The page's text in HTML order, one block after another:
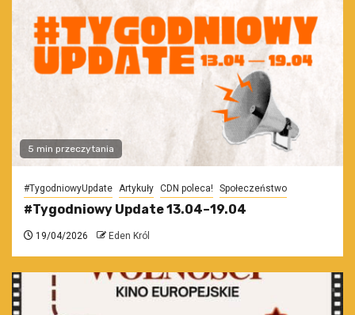
5 min przeczytania
#TygodniowyUpdate Artykuły CDN poleca! Społeczeństwo
#Tygodniowy Update 13.04–19.04
19/04/2026 Eden Król